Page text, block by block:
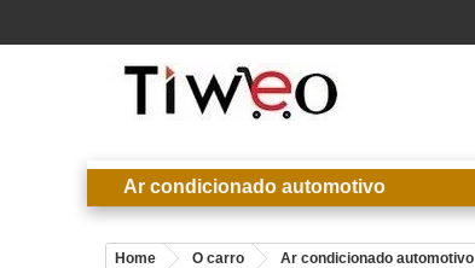
Ar condicionado automotivo
Home O carro Ar condicionado automotivo